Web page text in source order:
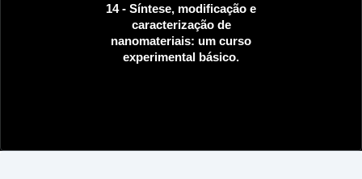
14 - Síntese, modificação e
caracterização de
nanomateriais: um curso
experimental básico.